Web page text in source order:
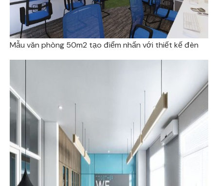
Mẫu văn phòng 50m2 tạo điểm nhấn với thiết kế đèn